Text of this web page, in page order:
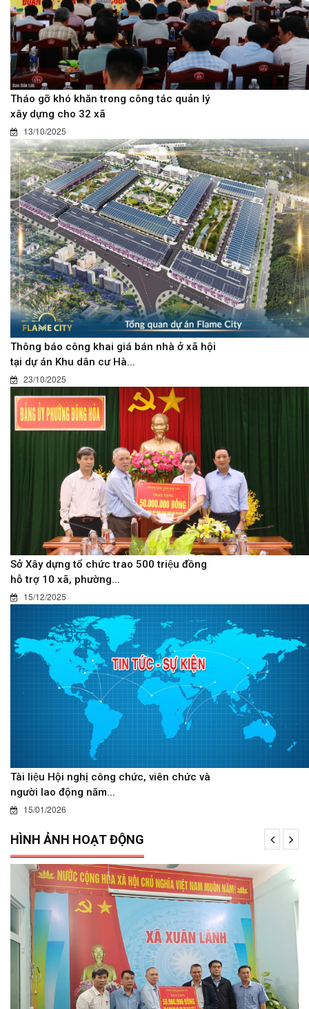
Tháo gỡ khó khăn trong công tác quản lý
xây dựng cho 32 xã
13/10/2025
Thông báo công khai giá bán nhà ở xã hội
tại dự án Khu dân cư Hà...
23/10/2025
Sở Xây dựng tổ chức trao 500 triệu đồng
hỗ trợ 10 xã, phường...
15/12/2025
Tài liệu Hội nghị công chức, viên chức và
người lao động năm...
15/01/2026
HÌNH ẢNH HOẠT ĐỘNG